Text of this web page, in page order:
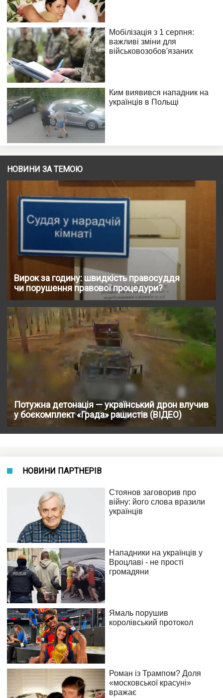
НОВИНИ ЗА ТЕМОЮ
Вирок за годину: швидкість правосуддя
чи порушення правової процедури?
Потужна детонація — український дрон влучив
у боєкомплект «Града» рашистів (ВІДЕО)
НОВИНИ ПАРТНЕРІВ